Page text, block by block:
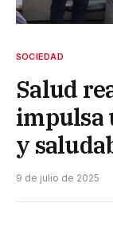
SOCIEDAD
Salud
impulsa
y
9 de julio de 2025